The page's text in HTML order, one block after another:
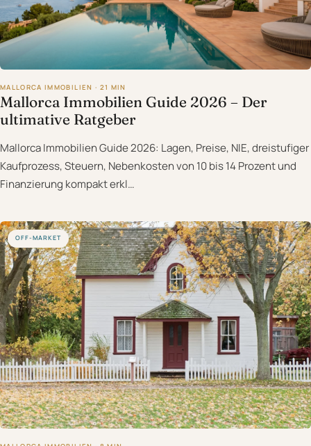
MALLORCA IMMOBILIEN · 21 MIN
Mallorca Immobilien Guide 2026 – Der
ultimative Ratgeber
Mallorca Immobilien Guide 2026: Lagen, Preise, NIE, dreistufiger
Kaufprozess, Steuern, Nebenkosten von 10 bis 14 Prozent und
Finanzierung kompakt erkl…
OFF-MARKET